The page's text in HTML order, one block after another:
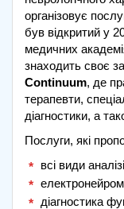
організовує
був відкритий у
медичних
знаходить своє
Continuum, де
терапевти,
діагностики, а
Послуги, які
всі види
діагностика